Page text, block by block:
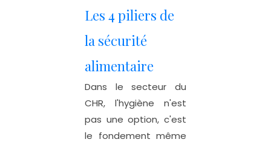
Les 4 piliers de
la sécurité
alimentaire
Dans le secteur du
CHR, l'hygiène n'est
pas une option, c'est
le fondement même